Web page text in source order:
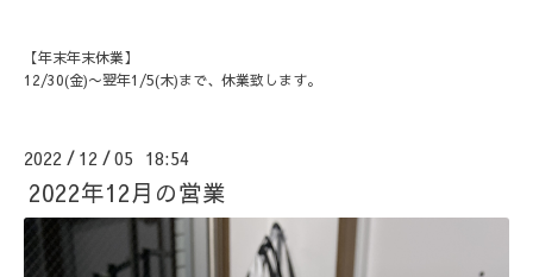
【年末年末休業】
12/30(金)〜翌年1/5(木)まで、休業致します。
2022 / 12 /05 18:54
2022年12月の営業